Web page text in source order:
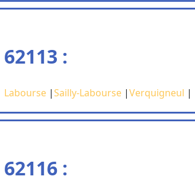
62113 :
Labourse |Sailly-Labourse |Verquigneul |
62116 :